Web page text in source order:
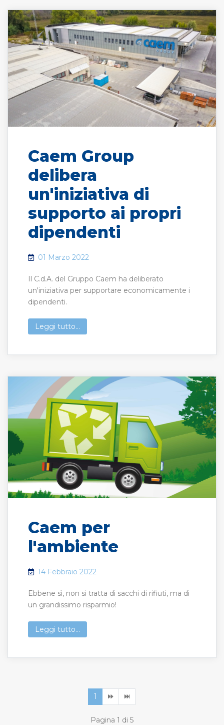
Caem Group
delibera
un'iniziativa di
supporto ai propri
dipendenti
01 Marzo 2022
Il C.d.A. del Gruppo Caem ha deliberato
un'iniziativa per supportare economicamente i
dipendenti.
Leggi tutto...
Caem per
l'ambiente
14 Febbraio 2022
Ebbene sì, non si tratta di sacchi di rifiuti, ma di
un grandissimo risparmio!
Leggi tutto...
1
Pagina 1 di 5